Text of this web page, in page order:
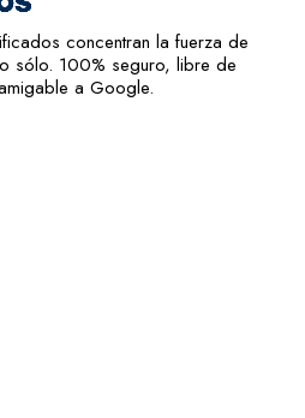
concentran la fuerza de
sólo. 100% seguro, libre de
a Google.